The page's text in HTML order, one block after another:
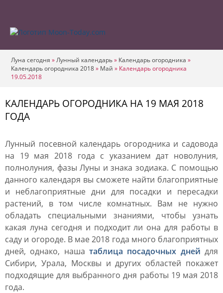
Луна сегодня »Лунный календарь» Календарь огородника »
Календарь огородника 2018» Май » Календарь огородника
19.05.2018
КАЛЕНДАРЬ ОГОРОДНИКА НА 19 МАЯ 2018
ГОДА
Лунный посевной календарь огородника и садовода
на 19 мая 2018 года с указанием дат новолуния,
полнолуния, фазы Луны и знака зодиака. С помощью
данного календаря вы сможете найти благоприятные
и неблагоприятные дни для посадки и пересадки
растений, в том числе комнатных. Вам не нужно
обладать специальными знаниями, чтобы узнать
какая луна сегодня и подходит ли она для работы в
саду и огороде. В мае 2018 года много благоприятных
дней, однако, наша таблица посадочных дней для
Сибири, Урала, Москвы и других областей покажет
подходящие для выбранного дня работы 19 мая 2018
года.